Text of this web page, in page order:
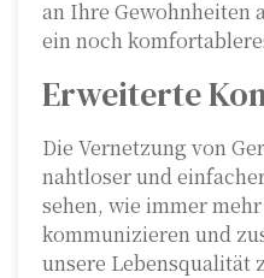
an Ihre Gewohnheiten
ein noch
Erweiterte
Die Vernetzung von
nahtloser und
sehen, wie immer
kommunizieren und
unsere Lebensqualität